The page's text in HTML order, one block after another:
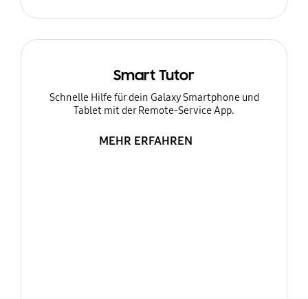
Smart Tutor
Schnelle Hilfe für dein Galaxy Smartphone und
Tablet mit der Remote-Service App.
MEHR ERFAHREN